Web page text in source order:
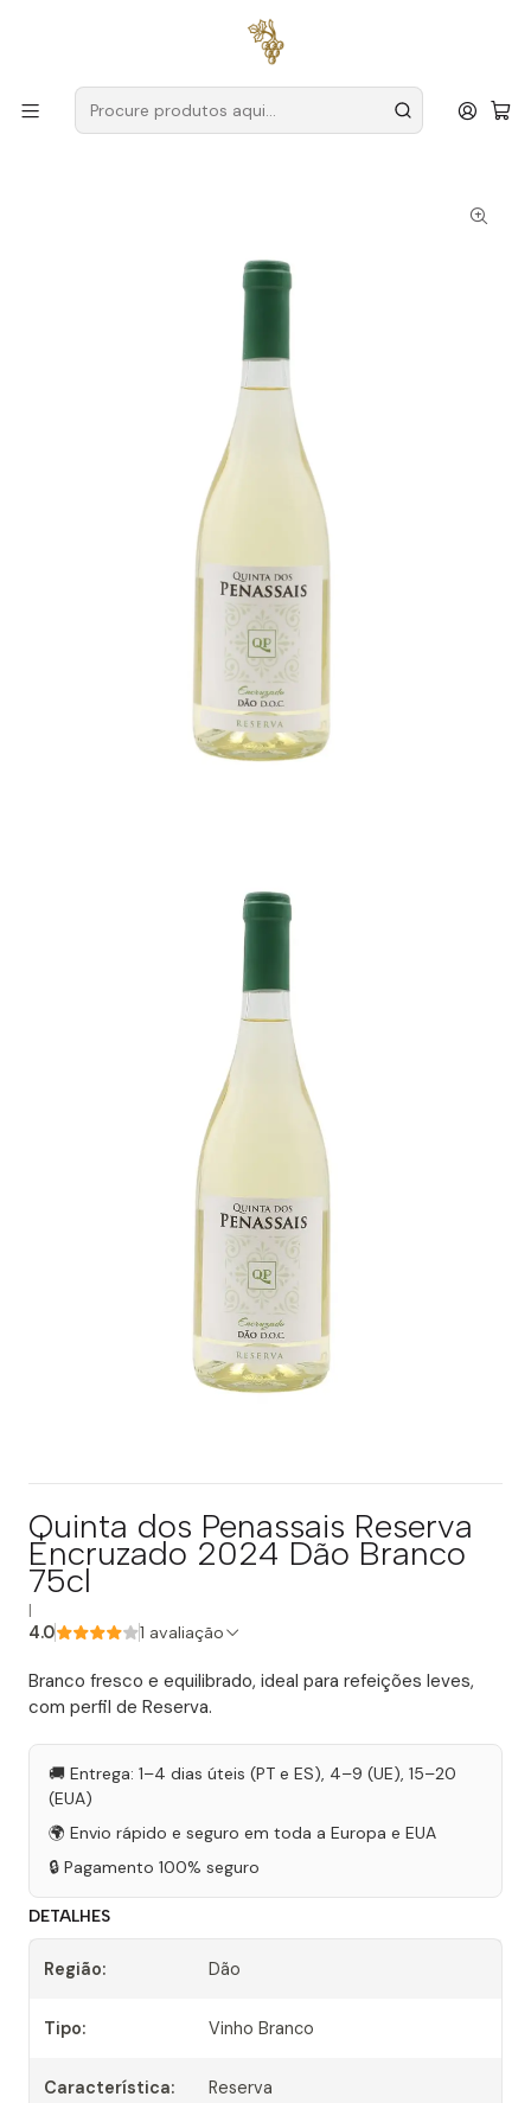
para encomendas a partir de
Produtores Dão
Quinta dos Penassais
Quinta dos Penassais Reserva Encruzado 2024 Dão Branco
75cl
Quinta dos Penassais Reserva
Encruzado 2024 Dão Branco
75cl
4.0 1 avaliação
Branco fresco e equilibrado, ideal para refeições leves,
com perfil de Reserva.
🚚 Entrega: 1–4 dias úteis (PT e ES), 4–9 (UE), 15–20
(EUA)
🌍 Envio rápido e seguro em toda a Europa e EUA
🔒 Pagamento 100% seguro
DETALHES
Região: Dão
Tipo: Vinho Branco
Característica: Reserva